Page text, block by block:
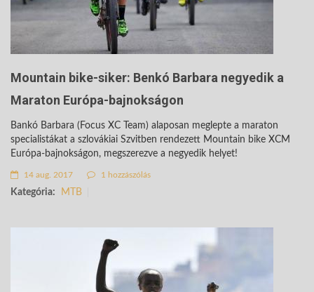
Mountain bike-siker: Benkó Barbara negyedik a
Maraton Európa-bajnokságon
Bankó Barbara (Focus XC Team) alaposan meglepte a maraton
specialistákat a szlovákiai Szvitben rendezett Mountain bike XCM
Európa-bajnokságon, megszerezve a negyedik helyet!
14 aug. 2017 1 hozzászólás
Kategória: MTB